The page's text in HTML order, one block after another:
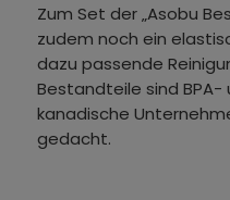
Zum Set der „Asobu
zudem noch ein
dazu passende
Bestandteile sind BPA-
kanadische
gedacht.